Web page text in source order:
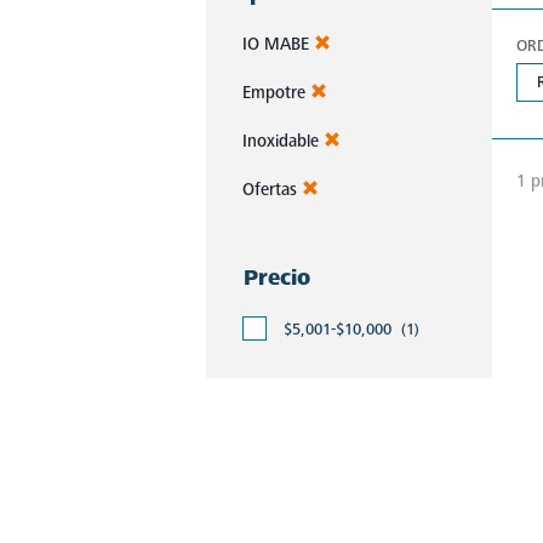
IO MABE
Empotre
Inoxidable
Ofertas
Precio
$5,001-$10,000 (1)
1